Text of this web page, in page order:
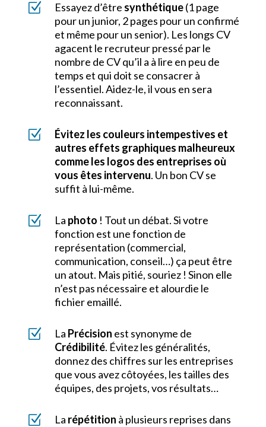
Z Essayez d’être synthétique(1 page
pour un junior, 2 pages pour un confirmé
et même pour un senior). Les longs CV
agacent le recruteur pressé par le
nombre de CV qu’il a à lire en peu de
temps et qui doit se consacrer à
l’essentiel. Aidez-le, il vous en sera
reconnaissant.
Z
Évitez les couleurs intempestives et
autres effets graphiques malheureux
comme les logos des entreprises où
vous êtes intervenu. Un bon CV se
suffit à lui-même.
Z La photo ! Tout un débat. Si votre
fonction est une fonction de
représentation (commercial,
communication, conseil…) ça peut être
un atout. Mais pitié, souriez ! Sinon elle
n’est pas nécessaire et alourdie le
fichier emaillé.
Z La Précision est synonyme de
Crédibilité. Évitez les généralités,
donnez des chiffres sur les entreprises
que vous avez côtoyées, les tailles des
équipes, des projets, vos résultats…
Z La répétition à plusieurs reprises dans